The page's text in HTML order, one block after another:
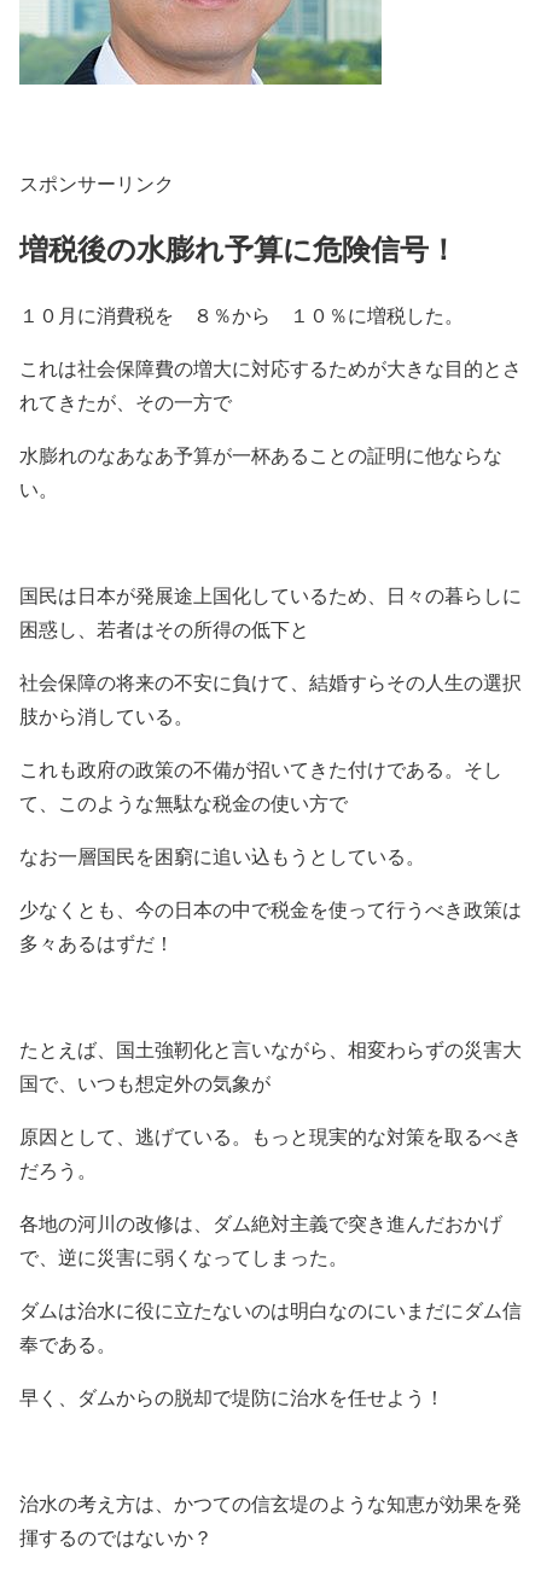
スポンサーリンク
増税後の水膨れ予算に危険信号！
１０月に消費税を ８％から １０％に増税した。
これは社会保障費の増大に対応するためが大きな目的とさ
れてきたが、その一方で
水膨れのなあなあ予算が一杯あることの証明に他ならな
い。
国民は日本が発展途上国化しているため、日々の暮らしに
困惑し、若者はその所得の低下と
社会保障の将来の不安に負けて、結婚すらその人生の選択
肢から消している。
これも政府の政策の不備が招いてきた付けである。そし
て、このような無駄な税金の使い方で
なお一層国民を困窮に追い込もうとしている。
少なくとも、今の日本の中で税金を使って行うべき政策は
多々あるはずだ！
たとえば、国土強靭化と言いながら、相変わらずの災害大
国で、いつも想定外の気象が
原因として、逃げている。もっと現実的な対策を取るべき
だろう。
各地の河川の改修は、ダム絶対主義で突き進んだおかげ
で、逆に災害に弱くなってしまった。
ダムは治水に役に立たないのは明白なのにいまだにダム信
奉である。
早く、ダムからの脱却で堤防に治水を任せよう！
治水の考え方は、かつての信玄堤のような知恵が効果を発
揮するのではないか？